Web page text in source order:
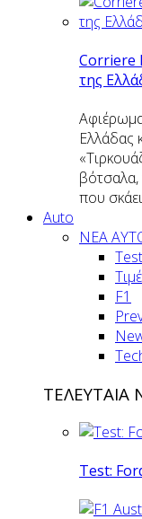
Corriere
της
Ελλάδας
βότσαλα,
που
Auto
NEA
F1
ΤΕΛΕΥΤΑΙΑ
Test: